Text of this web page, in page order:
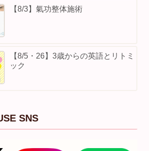
【8/3】⁡氣功整体施術
【8/5・26】3歳からの英語とリトミ
ック
SNS